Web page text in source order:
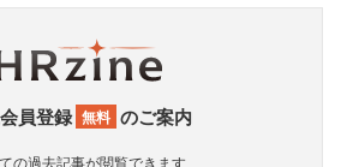
員登録 無料 のご案内
ての過去記事が閲覧できます